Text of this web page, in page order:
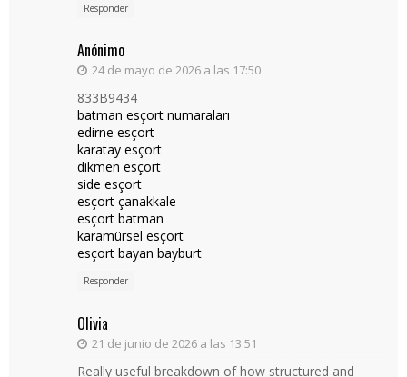
Responder
Anónimo
24 de mayo de 2026 a las 17:50
833B9434
batman esçort numaraları
edirne esçort
karatay esçort
dikmen esçort
side esçort
esçort çanakkale
esçort batman
karamürsel esçort
esçort bayan bayburt
Responder
Olivia
21 de junio de 2026 a las 13:51
Really useful breakdown of how structured and